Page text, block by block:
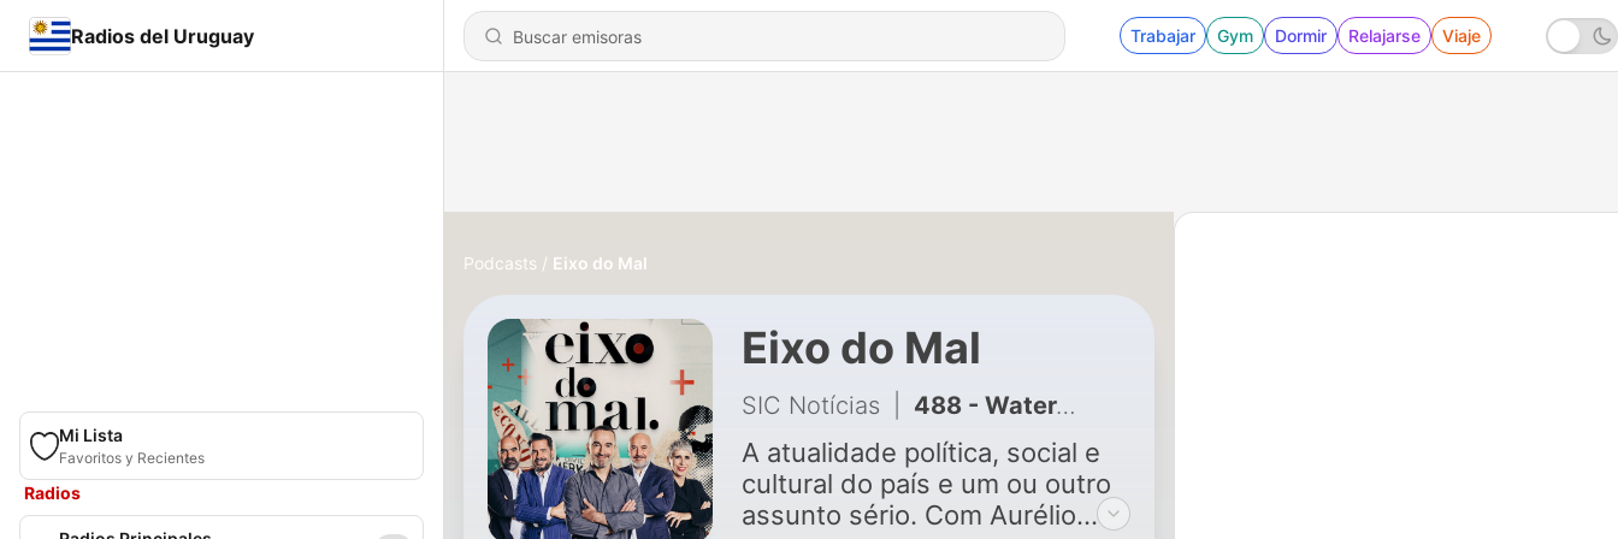
Radios del Uruguay Trabajar Gym Dormir Relajarse Viaje
Mi Lista
Favoritos y Recientes
Radios
Podcasts Eixo do Mal
Eixo do Mal
SIC Notícias 488 - Watergate à portuguesa ou encenação 'à la' Chega?
A atualidade política, social e
cultural do país e um ou outro
assunto sério. Com Aurélio